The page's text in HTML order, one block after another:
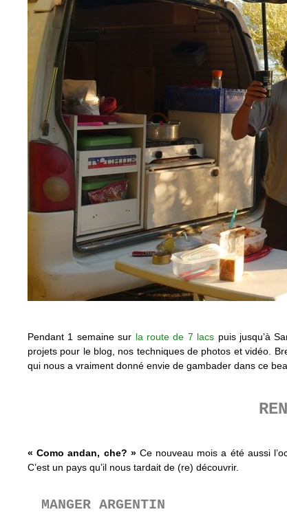
Pendant 1 semaine sur la route de 7 lacs puis jusqu’à
projets pour le blog, nos techniques de photos et vidéo.
qui nous a vraiment donné envie de gambader dans ce
« Como andan, che? »Ce nouveau mois a été aussi
C’est un pays qu’il nous tardait de (re) découvrir.
MANGER ARGENTIN